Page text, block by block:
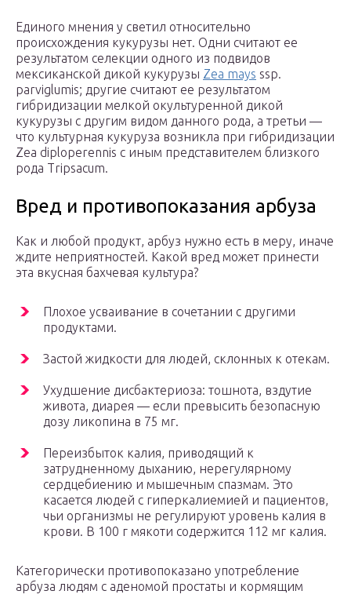
Единого мнения у светил относительно
происхождения кукурузы нет. Одни считают ее
результатом селекции одного из подвидов
мексиканской дикой кукурузы Zea mays ssp.
parviglumis; другие считают ее результатом
гибридизации мелкой окультуренной дикой
кукурузы с другим видом данного рода, а третьи —
что культурная кукуруза возникла при гибридизации
Zea diploperennis с иным представителем близкого
рода Tripsacum.
Вред и противопоказания арбуза
Как и любой продукт, арбуз нужно есть в меру, иначе
ждите неприятностей. Какой вред может принести
эта вкусная бахчевая культура?
Плохое усваивание в сочетании с другими
продуктами.
Застой жидкости для людей, склонных к отекам.
Ухудшение дисбактериоза: тошнота, вздутие
живота, диарея — если превысить безопасную
дозу ликопина в 75 мг.
Переизбыток калия, приводящий к
затрудненному дыханию, нерегулярному
сердцебиению и мышечным спазмам. Это
касается людей с гиперкалиемией и пациентов,
чьи организмы не регулируют уровень калия в
крови. В 100 г мякоти содержится 112 мг калия.
Категорически противопоказано употребление
арбуза людям с аденомой простаты и кормящим